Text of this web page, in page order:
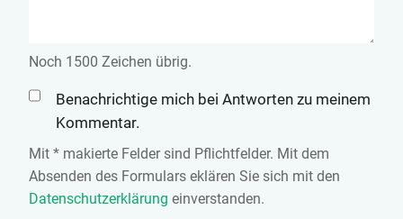
Noch 1500 Zeichen übrig.
Benachrichtige mich bei Antworten zu meinem
Kommentar.
Mit * makierte Felder sind Pflichtfelder. Mit dem
Absenden des Formulars eklären Sie sich mit den
Datenschutzerklärung einverstanden.